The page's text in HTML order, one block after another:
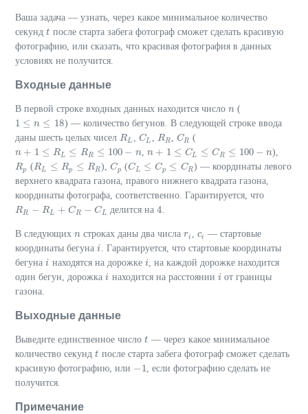
Ваша задача — узнать, через какое минимальное количество
секунд t
t после старта забега фотограф сможет сделать красивую
фотографию, или сказать, что красивая фотография в данных
условиях не получится.
Входные данные
В первой строке входных данных находится число n
n (
1 ≤ n ≤ 18
1 ≤n ≤18
) — количество бегунов. В следующей строке ввода
даны шесть целых чисел RL
RL , CL
CL , RR
RR , CR
CR (
n + 1 ≤ RL ≤ RR ≤ 100 − n
n+1≤R L≤RR ≤100−n ,n + 1 ≤ CL ≤ CR ≤ 100 − n
n+1≤C L≤CR ≤100−n ),
Rp
Rp (RL ≤ Rp ≤ RR
RL≤R p≤R R ),Cp
Cp (CL ≤ Cp ≤ CR
CL ≤C p≤C R
) — координаты левого
верхнего квадрата газона, правого нижнего квадрата газона,
координаты фотографа, соответственно. Гарантируется, что
RR − RL + CR − CL
RR−R L+C R−CL делится на 4
4.
В следующих n
n строках даны два числаri
ri , ci
ci — стартовые
координаты бегуна i
i . Гарантируется, что стартовые координаты
бегуна i
i находятся на дорожке i
i, на каждой дорожке находится
один бегун, дорожка i
i находится на расстоянии i
i от границы
газона.
Выходные данные
Выведите единственное число t
t — через какое минимальное
количество секунд t
t после старта забега фотограф сможет сделать
красивую фотографию, или −1
−1 , если фотографию сделать не
получится.
Примечание